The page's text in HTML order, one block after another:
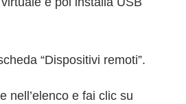
“Dispositivi remoti”.
nell’elenco e fai clic su